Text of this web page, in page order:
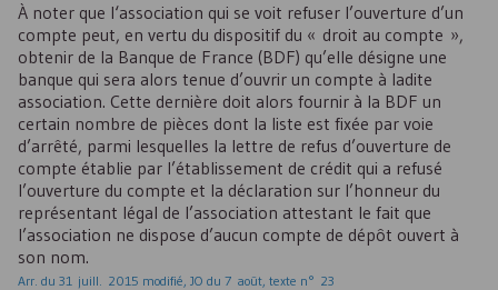
À noter que l‘association qui se voit refuser l’ouverture d’un
compte peut, en vertu du dispositif du « droit au compte »,
obtenir de la Banque de France (BDF) qu’elle désigne une
banque qui sera alors tenue d’ouvrir un compte à ladite
association. Cette dernière doit alors fournir à la BDF un
certain nombre de pièces dont la liste est fixée par voie
d’arrêté, parmi lesquelles la lettre de refus d’ouverture de
compte établie par l’établissement de crédit qui a refusé
l’ouverture du compte et la déclaration sur l’honneur du
représentant légal de l’association attestant le fait que
l’association ne dispose d’aucun compte de dépôt ouvert à
son nom.
Arr. du 31 juill. 2015 modifié, JO du 7 août, texte n° 23